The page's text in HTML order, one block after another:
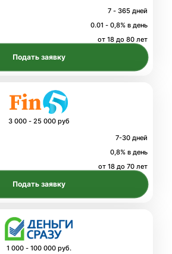
7 - 365 дней
0.01 - 0,8% в день
от 18 до 80 лет
Подать заявку
3 000 - 25 000 руб
7-30 дней
0,8% в день
от 18 до 70 лет
Подать заявку
1 000 - 100 000 руб.